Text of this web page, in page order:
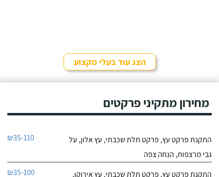
הצג עוד בעלי מקצוע
מחירון מתקיני פרקטים
התקנת פרקט עץ, פרקט תלת שכבתי, עץ אלון, על
גבי מרצפות, הנחה צפה
₪35-110
התקנת פרקט עץ, פרקט תלת שכבתי, עץ אירוקו,
₪35-100